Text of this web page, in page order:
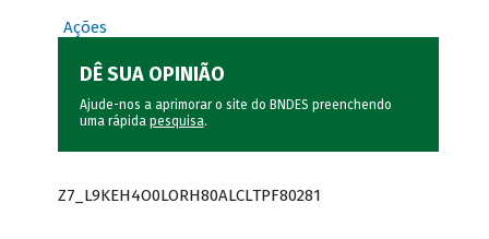
Ações
DÊ SUA OPINIÃO
Ajude-nos a aprimorar o site do BNDES preenchendo
uma rápida pesquisa.
Z7_L9KEH4O0LORH80ALCLTPF80281